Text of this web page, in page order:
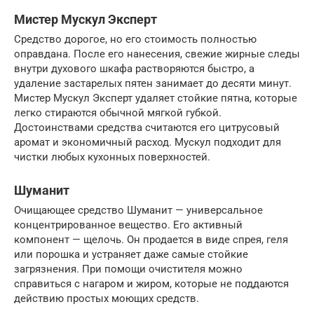
Мистер Мускул Эксперт
Средство дорогое, но его стоимость полностью
оправдана. После его нанесения, свежие жирные следы
внутри духового шкафа растворяются быстро, а
удаление застарелых пятен занимает до десяти минут.
Мистер Мускул Эксперт удаляет стойкие пятна, которые
легко стираются обычной мягкой губкой.
Достоинствами средства считаются его цитрусовый
аромат и экономичный расход. Мускул подходит для
чистки любых кухонных поверхностей.
Шуманит
Очищающее средство Шуманит — универсальное
концентрированное вещество. Его активный
компонент — щелочь. Он продается в виде спрея, геля
или порошка и устраняет даже самые стойкие
загрязнения. При помощи очистителя можно
справиться с нагаром и жиром, которые не поддаются
действию простых моющих средств.